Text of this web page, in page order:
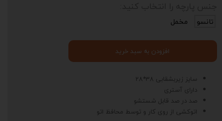
سایز زیربشقابی 38*28
دارای آستری
صد در صد قابل شستشو
اتوکشی از روی کار و توسط محافظ اتو
تانسو مخمل
افزودن به سبد خرید